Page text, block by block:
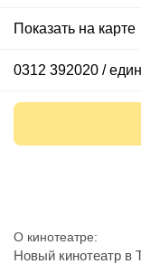
Показать на карте
0312 392020 /
О кинотеатре
Новый кинотеатр в